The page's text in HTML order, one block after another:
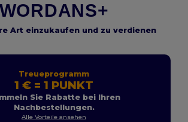
WORDANS+
Art einzukaufen und zu verdienen
Treueprogramm
1 € = 1 PUNKT
Sie Rabatte bei Ihren
Nachbestellungen.
Alle Vorteile ansehen